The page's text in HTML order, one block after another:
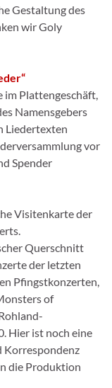
Gestaltung des
wir Goly
im Plattengeschäft,
Namensgebers
Liedertexten
vor
Spender
Visitenkarte der
Querschnitt
der letzten
Pfingstkonzerten,
of
Hier ist noch eine
Korrespondenz
die Produktion